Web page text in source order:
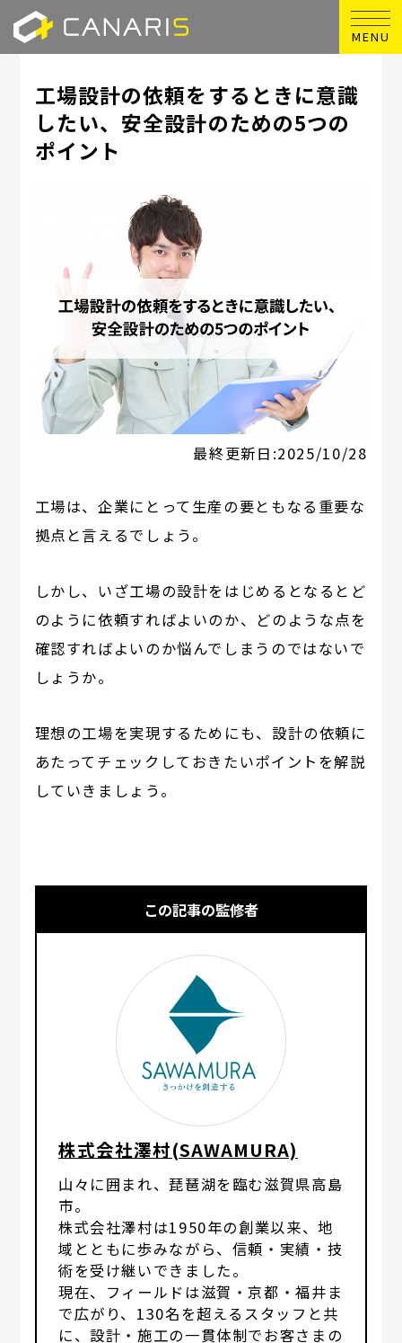
MENU
工場設計の依頼をするときに意識
したい、安全設計のための5つの
ポイント
最終更新日:2025/10/28
工場は、企業にとって生産の要ともなる重要な
拠点と言えるでしょう。
しかし、いざ工場の設計をはじめるとなるとど
のように依頼すればよいのか、どのような点を
確認すればよいのか悩んでしまうのではないで
しょうか。
理想の工場を実現するためにも、設計の依頼に
あたってチェックしておきたいポイントを解説
していきましょう。
この記事の監修者
株式会社澤村(SAWAMURA)
山々に囲まれ、琵琶湖を臨む滋賀県高島
市。
株式会社澤村は1950年の創業以来、地
域とともに歩みながら、信頼・実績・技
術を受け継いできました。
現在、フィールドは滋賀・京都・福井ま
で広がり、130名を超えるスタッフと共
に、設計・施工の一貫体制でお客さまの